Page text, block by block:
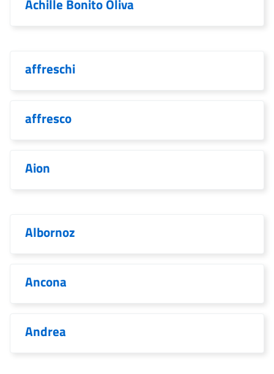
Achille Bonito Oliva
affreschi
affresco
Aion
Albornoz
Ancona
Andrea